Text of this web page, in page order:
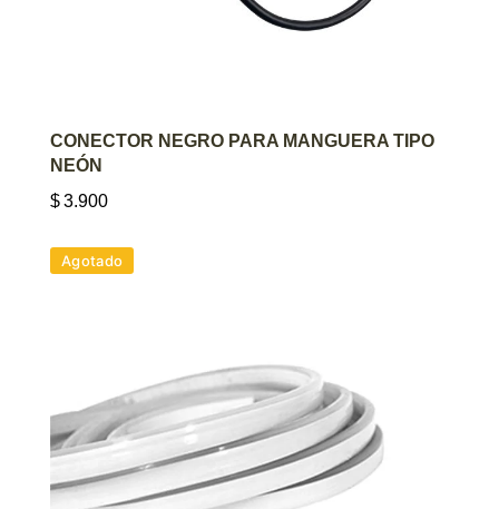
AGREGAR AL CARRITO
CONECTOR NEGRO PARA MANGUERA TIPO
NEÓN
$3.900
Agotado